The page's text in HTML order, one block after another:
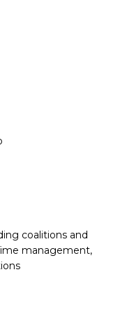
coalitions and
management,